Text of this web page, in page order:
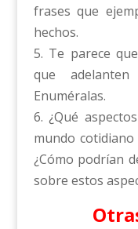
frases que
hechos.
5. Te parece
que
Enuméralas.
6. ¿Qué
mundo
¿Cómo podrían
sobre estos